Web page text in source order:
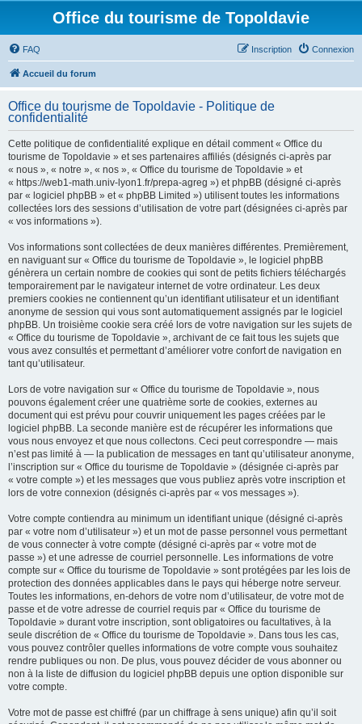
Office du tourisme de Topoldavie
FAQ Connexion
Inscription
Accueil du forum
Office du tourisme de Topoldavie - Politique de
confidentialité
Cette politique de confidentialité explique en détail comment « Office du
tourisme de Topoldavie » et ses partenaires affiliés (désignés ci-après par
« nous », « notre », « nos », « Office du tourisme de Topoldavie » et
« https://web1-math.univ-lyon1.fr/prepa-agreg ») et phpBB (désigné ci-après
par « logiciel phpBB » et « phpBB Limited ») utilisent toutes les informations
collectées lors des sessions d’utilisation de votre part (désignées ci-après par
« vos informations »).
Vos informations sont collectées de deux manières différentes. Premièrement,
en naviguant sur « Office du tourisme de Topoldavie », le logiciel phpBB
génèrera un certain nombre de cookies qui sont de petits fichiers téléchargés
temporairement par le navigateur internet de votre ordinateur. Les deux
premiers cookies ne contiennent qu’un identifiant utilisateur et un identifiant
anonyme de session qui vous sont automatiquement assignés par le logiciel
phpBB. Un troisième cookie sera créé lors de votre navigation sur les sujets de
« Office du tourisme de Topoldavie », archivant de ce fait tous les sujets que
vous avez consultés et permettant d’améliorer votre confort de navigation en
tant qu’utilisateur.
Lors de votre navigation sur « Office du tourisme de Topoldavie », nous
pouvons également créer une quatrième sorte de cookies, externes au
document qui est prévu pour couvrir uniquement les pages créées par le
logiciel phpBB. La seconde manière est de récupérer les informations que
vous nous envoyez et que nous collectons. Ceci peut correspondre — mais
n’est pas limité à — la publication de messages en tant qu’utilisateur anonyme,
l’inscription sur « Office du tourisme de Topoldavie » (désignée ci-après par
« votre compte ») et les messages que vous publiez après votre inscription et
lors de votre connexion (désignés ci-après par « vos messages »).
Votre compte contiendra au minimum un identifiant unique (désigné ci-après
par « votre nom d’utilisateur ») et un mot de passe personnel vous permettant
de vous connecter à votre compte (désigné ci-après par « votre mot de
passe ») et une adresse de courriel personnelle. Les informations de votre
compte sur « Office du tourisme de Topoldavie » sont protégées par les lois de
protection des données applicables dans le pays qui héberge notre serveur.
Toutes les informations, en-dehors de votre nom d’utilisateur, de votre mot de
passe et de votre adresse de courriel requis par « Office du tourisme de
Topoldavie » durant votre inscription, sont obligatoires ou facultatives, à la
seule discrétion de « Office du tourisme de Topoldavie ». Dans tous les cas,
vous pouvez contrôler quelles informations de votre compte vous souhaitez
rendre publiques ou non. De plus, vous pouvez décider de vous abonner ou
non à la liste de diffusion du logiciel phpBB depuis une option disponible sur
votre compte.
Votre mot de passe est chiffré (par un chiffrage à sens unique) afin qu’il soit